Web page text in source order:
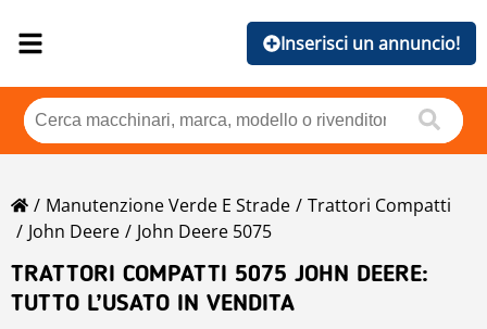
Inserisci un annuncio!
Manutenzione Verde E Strade
Trattori Compatti
John Deere
John Deere 5075
TRATTORI COMPATTI 5075 JOHN DEERE:
TUTTO L’USATO IN VENDITA